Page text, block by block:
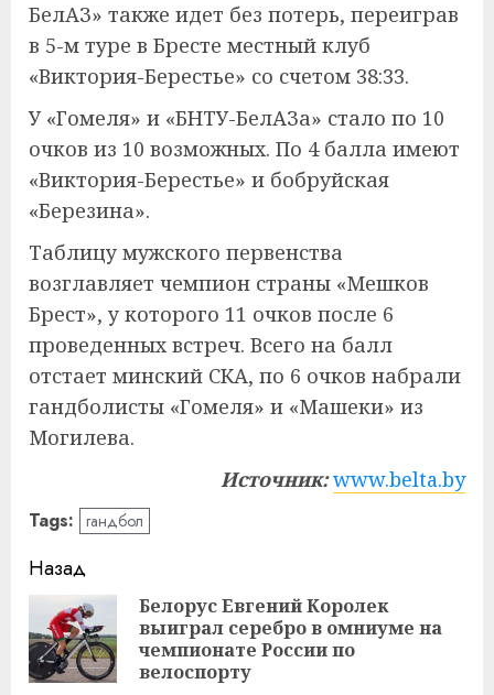
БелАЗ» также идет без потерь, переиграв
в 5-м туре в Бресте местный клуб
«Виктория-Берестье» со счетом 38:33.
У «Гомеля» и «БНТУ-БелАЗа» стало по 10
очков из 10 возможных. По 4 балла имеют
«Виктория-Берестье» и бобруйская
«Березина».
Таблицу мужского первенства
возглавляет чемпион страны «Мешков
Брест», у которого 11 очков после 6
проведенных встреч. Всего на балл
отстает минский СКА, по 6 очков набрали
гандболисты «Гомеля» и «Машеки» из
Могилева.
Источник: www.belta.by
Tags: гандбол
Навигация
записи
Назад
Белорус Евгений Королек
выиграл серебро в омниуме на
чемпионате России по
велоспорту